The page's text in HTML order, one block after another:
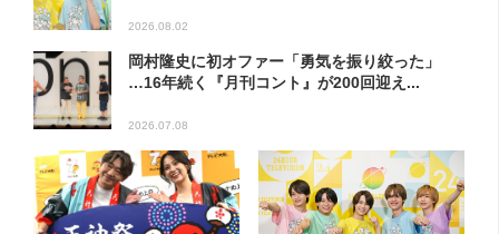
2026.08.02
岡村隆史に初オファー「勇気を振り絞った」
…16年続く『月刊コント』が200回迎え...
2026.07.08